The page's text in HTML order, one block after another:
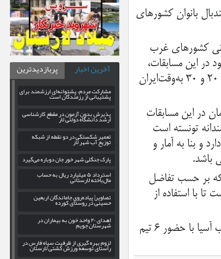
بانوان کشورهای
کشورهای غرب
در این مسابقات،
عصر امروز ۳۰ بهمن‌ماه ۹۶ از ساعت ۱۹ به وقت اردن و از ساعت ۲۰ و ۳۰ به‌وقت‌ایران
در این مسابقات
تونسته است
و بنا به آمار و
باشد.
که بر حسب تفاضل
با استفاده از
به گزارش میلاد لارستان، دومین دوره مسابقات هندبال بانوان غرب آسیا با حضور ۶ تیم
آخرین اخبار پربازدیدترین
مشارکت مردم، پشتوانه‌ای ارزشمند برای
پشتیبانی از رزمندگان است
پذیرش بدون آزمون در مقطع کارشناسی
ارشد دانشگاه دولتی لار
تعمیر شکستگی در دو نقطه از شبکه
توزیع آب شهر لار
پارک جنگلی شهر خور جان دوباره می‌گیرد
استرداد ۵ میلیارد ریال به حسابمال‌باخته لارستانی
تصاویر| پیاده‌روی جاماندگان اربعین
حسینی در روستای کورده
اهدای ۲۰ واحد خون به بیماران درشهرستان جویم
لزوم بهره‌ گیری از ظرفیت سپاه فارس در
راستای توسعه ورزش کشتی لارستان